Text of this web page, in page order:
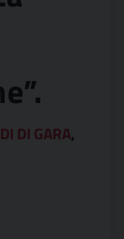
DI GARA,